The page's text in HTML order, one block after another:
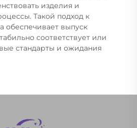
изделия и
Такой подход к
обеспечивает выпуск
соответствует или
стандарты и ожидания